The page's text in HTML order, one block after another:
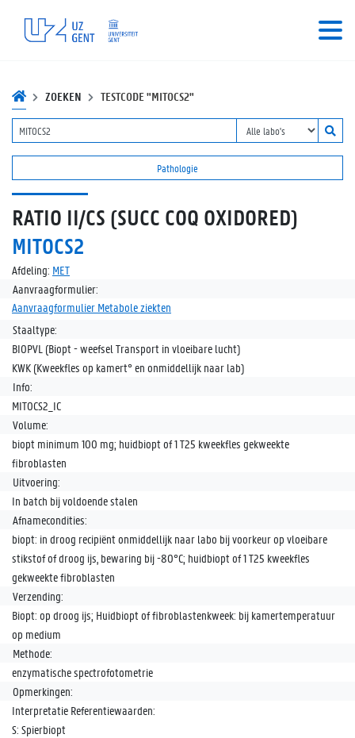
ZOEKEN TESTCODE "MITOCS2"
Pathologie
RATIO II/CS (SUCC COQ OXIDORED)
MITOCS2
Afdeling: MET
Aanvraagformulier:
Aanvraagformulier Metabole ziekten
Staaltype:
BIOPVL (Biopt - weefsel Transport in vloeibare lucht)
KWK (Kweekfles op kamert° en onmiddellijk naar lab)
Info:
MITOCS2_IC
Volume:
biopt minimum 100 mg; huidbiopt of 1 T25 kweekfles gekweekte
fibroblasten
Uitvoering:
In batch bij voldoende stalen
Afnamecondities:
biopt: in droog recipiënt onmiddellijk naar labo bij voorkeur op vloeibare
stikstof of droog ijs, bewaring bij -80°C; huidbiopt of 1 T25 kweekfles
gekweekte fibroblasten
Verzending:
Biopt: op droog ijs; Huidbiopt of fibroblastenkweek: bij kamertemperatuur
op medium
Methode:
enzymatische spectrofotometrie
Opmerkingen:
Interpretatie Referentiewaarden:
S: Spierbiopt